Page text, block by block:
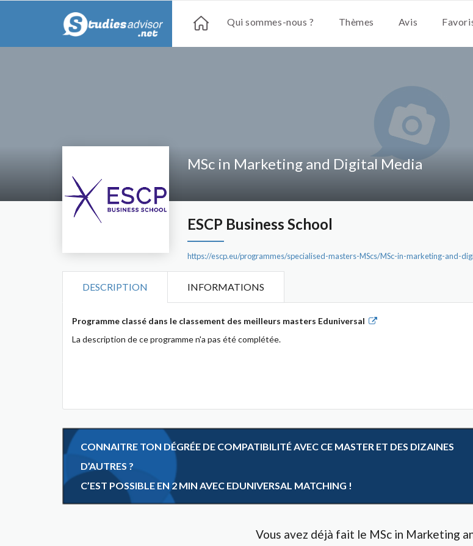
Qui sommes-nous ? Thèmes Avis
MSc in Marketing and Digital Media
ESCP Business School
https://escp.eu/programmes/specialised-masters-MScs/MSc-in-marketing-and-
DESCRIPTION INFORMATIONS
Programme classé dans le classement des meilleurs masters Eduniversal
La description de ce programme n'a pas été complétée.
CONNAITRE TON DÉGRÉE DE COMPATIBILITÉ AVEC CE MASTER ET DES DIZAINES
D’AUTRES ?
C’EST POSSIBLE EN 2 MIN AVEC EDUNIVERSAL MATCHING !
Vous avez déjà fait le MSc in Marketing